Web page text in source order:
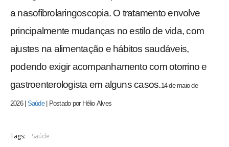
a nasofibrolaringoscopia. O tratamento envolve
principalmente mudanças no estilo de vida, com
ajustes na alimentação e hábitos saudáveis,
podendo exigir acompanhamento com otorrino e
gastroenterologista em alguns casos.14 de maio de
2026| Saúde| Postado por Hélio Alves
Tags: Saúde